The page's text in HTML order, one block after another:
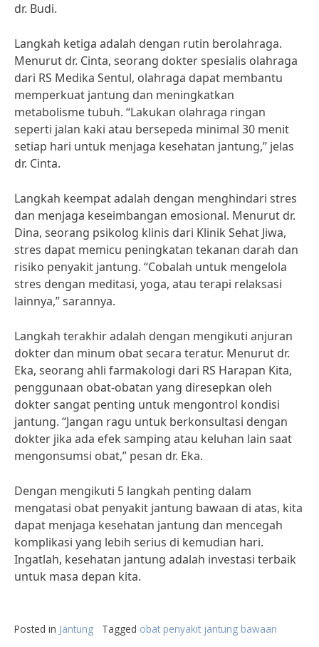
dr. Budi.
Langkah ketiga adalah dengan rutin berolahraga.
Menurut dr. Cinta, seorang dokter spesialis olahraga
dari RS Medika Sentul, olahraga dapat membantu
memperkuat jantung dan meningkatkan
metabolisme tubuh. “Lakukan olahraga ringan
seperti jalan kaki atau bersepeda minimal 30 menit
setiap hari untuk menjaga kesehatan jantung,” jelas
dr. Cinta.
Langkah keempat adalah dengan menghindari stres
dan menjaga keseimbangan emosional. Menurut dr.
Dina, seorang psikolog klinis dari Klinik Sehat Jiwa,
stres dapat memicu peningkatan tekanan darah dan
risiko penyakit jantung. “Cobalah untuk mengelola
stres dengan meditasi, yoga, atau terapi relaksasi
lainnya,” sarannya.
Langkah terakhir adalah dengan mengikuti anjuran
dokter dan minum obat secara teratur. Menurut dr.
Eka, seorang ahli farmakologi dari RS Harapan Kita,
penggunaan obat-obatan yang diresepkan oleh
dokter sangat penting untuk mengontrol kondisi
jantung. “Jangan ragu untuk berkonsultasi dengan
dokter jika ada efek samping atau keluhan lain saat
mengonsumsi obat,” pesan dr. Eka.
Dengan mengikuti 5 langkah penting dalam
mengatasi obat penyakit jantung bawaan di atas, kita
dapat menjaga kesehatan jantung dan mencegah
komplikasi yang lebih serius di kemudian hari.
Ingatlah, kesehatan jantung adalah investasi terbaik
untuk masa depan kita.
Posted in Jantung Tagged obat penyakit jantung bawaan